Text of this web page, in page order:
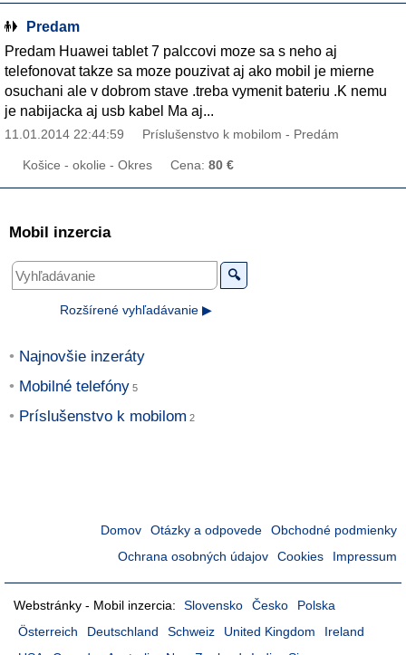
Predam
Predam Huawei tablet 7 palccovi moze sa s neho aj
telefonovat takze sa moze pouzivat aj ako mobil je mierne
osuchani ale v dobrom stave .treba vymenit bateriu .K nemu
je nabijacka aj usb kabel Ma aj...
11.01.2014 22:44:59 Príslušenstvo k mobilom - Predám
Košice - okolie - Okres Cena: 80 €
Mobil inzercia
🔍
Rozšírené vyhľadávanie ▶
Najnovšie inzeráty
Mobilné telefóny
Príslušenstvo k mobilom
Domov Otázky a odpovede
Obchodné podmienky
Ochrana osobných údajov
Cookies Impressum
Webstránky - Mobil inzercia: Slovensko Česko
Polska
Österreich
Deutschland Schweiz United Kingdom
Ireland